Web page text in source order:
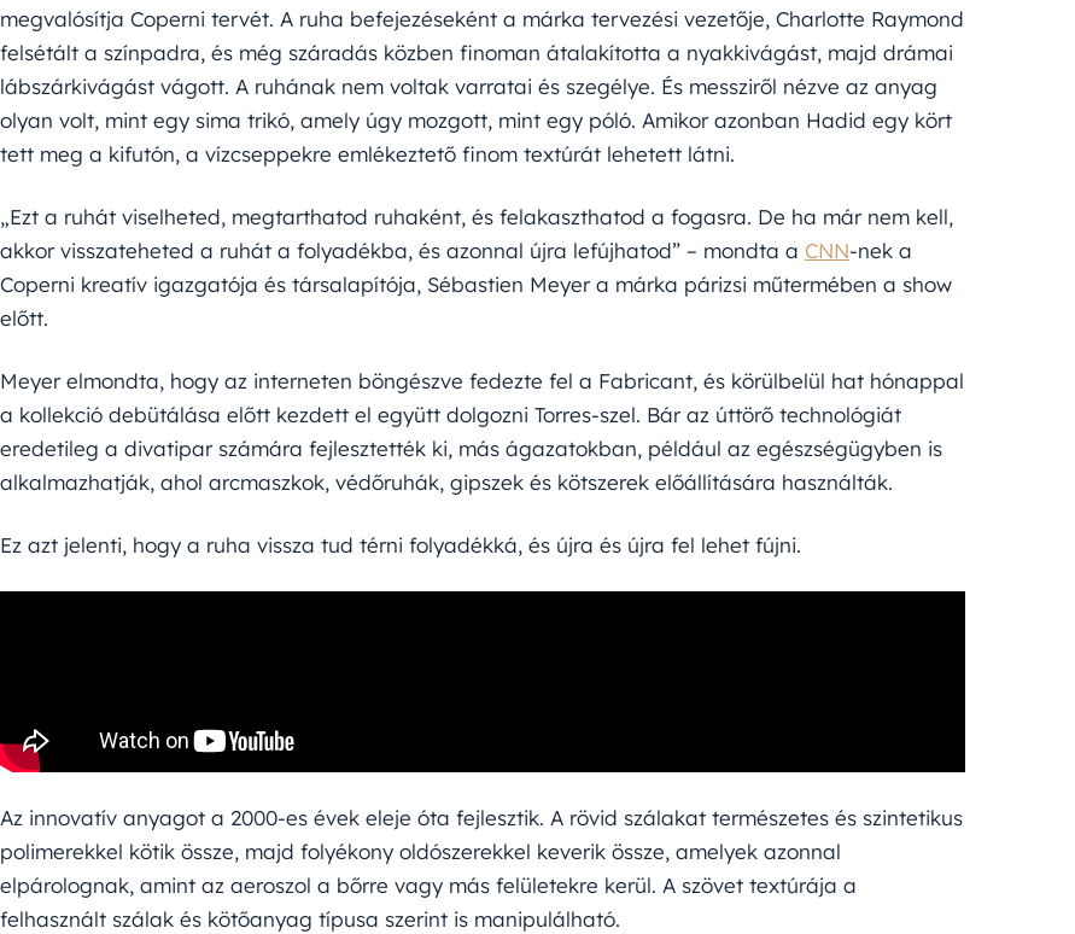
megvalósítja Coperni tervét. A ruha befejezéseként a márka tervezési vezetője, Charlotte Raymond
felsétált a színpadra, és még száradás közben finoman átalakította a nyakkivágást, majd drámai
lábszárkivágást vágott. A ruhának nem voltak varratai és szegélye. És messziről nézve az anyag
olyan volt, mint egy sima trikó, amely úgy mozgott, mint egy póló. Amikor azonban Hadid egy kört
tett meg a kifutón, a vízcseppekre emlékeztető finom textúrát lehetett látni.
„Ezt a ruhát viselheted, megtarthatod ruhaként, és felakaszthatod a fogasra. De ha már nem kell,
akkor visszateheted a ruhát a folyadékba, és azonnal újra lefújhatod” – mondta a CNN-nek a
Coperni kreatív igazgatója és társalapítója, Sébastien Meyer a márka párizsi műtermében a show
előtt.
Meyer elmondta, hogy az interneten böngészve fedezte fel a Fabricant, és körülbelül hat hónappal
a kollekció debütálása előtt kezdett el együtt dolgozni Torres-szel. Bár az úttörő technológiát
eredetileg a divatipar számára fejlesztették ki, más ágazatokban, például az egészségügyben is
alkalmazhatják, ahol arcmaszkok, védőruhák, gipszek és kötszerek előállítására használták.
Ez azt jelenti, hogy a ruha vissza tud térni folyadékká, és újra és újra fel lehet fújni.
Az innovatív anyagot a 2000-es évek eleje óta fejlesztik. A rövid szálakat természetes és szintetikus
polimerekkel kötik össze, majd folyékony oldószerekkel keverik össze, amelyek azonnal
elpárolognak, amint az aeroszol a bőrre vagy más felületekre kerül. A szövet textúrája a
felhasznált szálak és kötőanyag típusa szerint is manipulálható.